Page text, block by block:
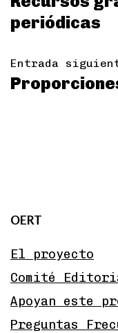
de
periódicas
Entrada
OERT
El proyecto
Comité
Apoyan este
Preguntas